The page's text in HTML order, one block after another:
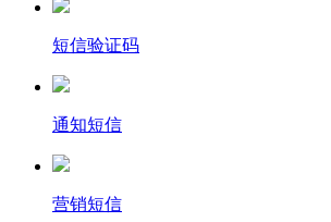
短信验证码
通知短信
营销短信